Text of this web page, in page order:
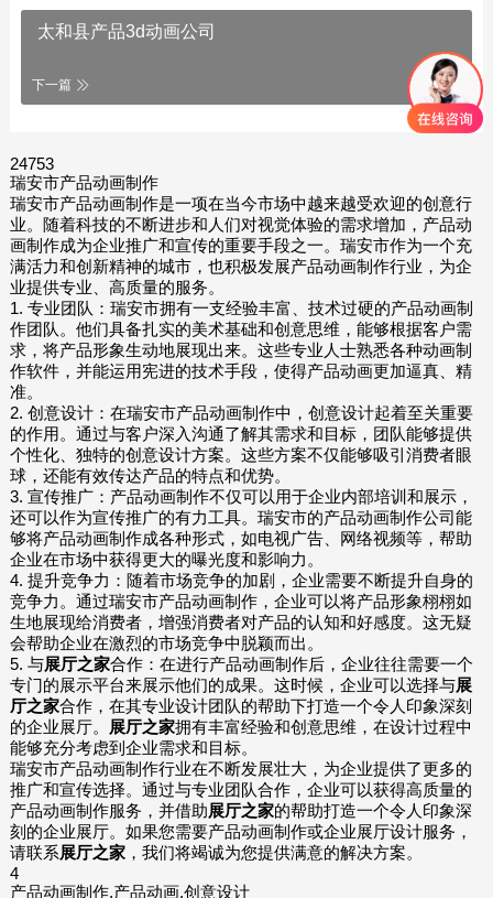
太和县产品3d动画公司
下一篇
24753
瑞安市产品动画制作
瑞安市产品动画制作是一项在当今市场中越来越受欢迎的创意行
业。随着科技的不断进步和人们对视觉体验的需求增加，产品动
画制作成为企业推广和宣传的重要手段之一。瑞安市作为一个充
满活力和创新精神的城市，也积极发展产品动画制作行业，为企
业提供专业、高质量的服务。
1. 专业团队：瑞安市拥有一支经验丰富、技术过硬的产品动画制
作团队。他们具备扎实的美术基础和创意思维，能够根据客户需
求，将产品形象生动地展现出来。这些专业人士熟悉各种动画制
作软件，并能运用宪进的技术手段，使得产品动画更加逼真、精
准。
2. 创意设计：在瑞安市产品动画制作中，创意设计起着至关重要
的作用。通过与客户深入沟通了解其需求和目标，团队能够提供
个性化、独特的创意设计方案。这些方案不仅能够吸引消费者眼
球，还能有效传达产品的特点和优势。
3. 宣传推广：产品动画制作不仅可以用于企业内部培训和展示，
还可以作为宣传推广的有力工具。瑞安市的产品动画制作公司能
够将产品动画制作成各种形式，如电视广告、网络视频等，帮助
企业在市场中获得更大的曝光度和影响力。
4. 提升竞争力：随着市场竞争的加剧，企业需要不断提升自身的
竞争力。通过瑞安市产品动画制作，企业可以将产品形象栩栩如
生地展现给消费者，增强消费者对产品的认知和好感度。这无疑
会帮助企业在激烈的市场竞争中脱颖而出。
5. 与展厅之家合作：在进行产品动画制作后，企业往往需要一个
专门的展示平台来展示他们的成果。这时候，企业可以选择与展
厅之家合作，在其专业设计团队的帮助下打造一个令人印象深刻
的企业展厅。
展厅之家拥有丰富经验和创意思维，在设计过程中
能够充分考虑到企业需求和目标。
瑞安市产品动画制作行业在不断发展壮大，为企业提供了更多的
推广和宣传选择。通过与专业团队合作，企业可以获得高质量的
产品动画制作服务，并借助展厅之家的帮助打造一个令人印象深
刻的企业展厅。如果您需要产品动画制作或企业展厅设计服务，
请联系展厅之家，我们将竭诚为您提供满意的解决方案。
4
产品动画制作,产品动画,创意设计